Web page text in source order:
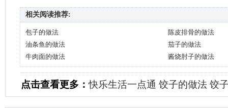
相关阅读推荐:
包子的做法
陈皮排骨的做法
油条鱼的做法
茄子的做法
牛肉面的做法
酱烧肘子的做法
点击查看更多：快乐生活一点通 饺子的做法 饺